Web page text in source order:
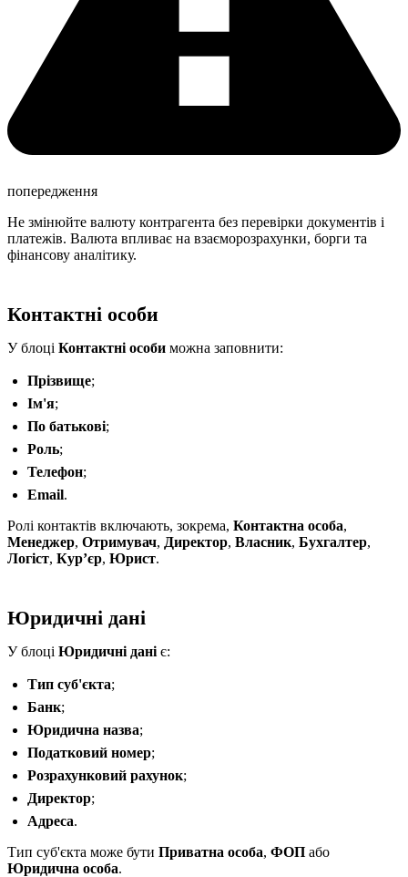
попередження
Не змінюйте валюту контрагента без перевірки документів і
платежів. Валюта впливає на взаєморозрахунки, борги та
фінансову аналітику.
Контактні особи
У блоці Контактні особи можна заповнити:
Прізвище;
Ім'я;
По батькові;
Роль;
Телефон;
Email.
Ролі контактів включають, зокрема, Контактна особа,
Менеджер, Отримувач, Директор, Власник, Бухгалтер,
Логіст, Курʼєр, Юрист.
Юридичні дані
У блоці Юридичні дані є:
Тип суб'єкта;
Банк;
Юридична назва;
Податковий номер;
Розрахунковий рахунок;
Директор;
Адреса.
Тип суб'єкта може бути Приватна особа, ФОП або
Юридична особа.